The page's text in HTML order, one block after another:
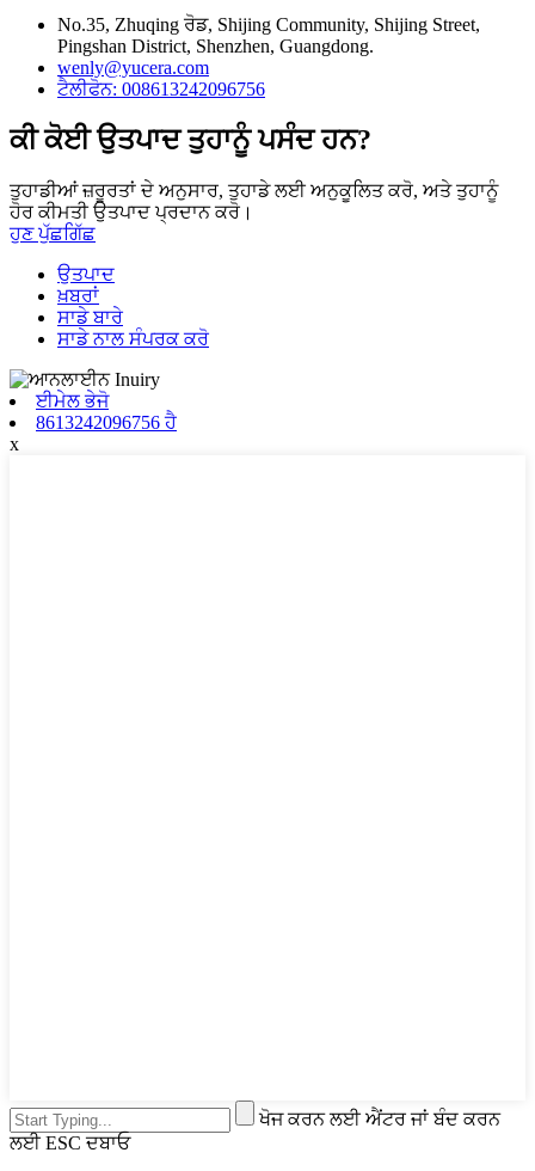
No.35, Zhuqing ਰੋਡ, Shijing Community, Shijing Street,
Pingshan District, Shenzhen, Guangdong.
wenly@yucera.com
ਟੈਲੀਫੋਨ: 008613242096756
ਕੀ ਕੋਈ ਉਤਪਾਦ ਤੁਹਾਨੂੰ ਪਸੰਦ ਹਨ?
ਤੁਹਾਡੀਆਂ ਜ਼ਰੂਰਤਾਂ ਦੇ ਅਨੁਸਾਰ, ਤੁਹਾਡੇ ਲਈ ਅਨੁਕੂਲਿਤ ਕਰੋ, ਅਤੇ ਤੁਹਾਨੂੰ
ਹੋਰ ਕੀਮਤੀ ਉਤਪਾਦ ਪ੍ਰਦਾਨ ਕਰੋ।
ਹੁਣ ਪੁੱਛਗਿੱਛ
ਉਤਪਾਦ
ਖ਼ਬਰਾਂ
ਸਾਡੇ ਬਾਰੇ
ਸਾਡੇ ਨਾਲ ਸੰਪਰਕ ਕਰੋ
ਈਮੇਲ ਭੇਜੋ
8613242096756 ਹੈ
x
ਖੋਜ ਕਰਨ ਲਈ ਐਂਟਰ ਜਾਂ ਬੰਦ ਕਰਨ
ਲਈ ESC ਦਬਾਓ